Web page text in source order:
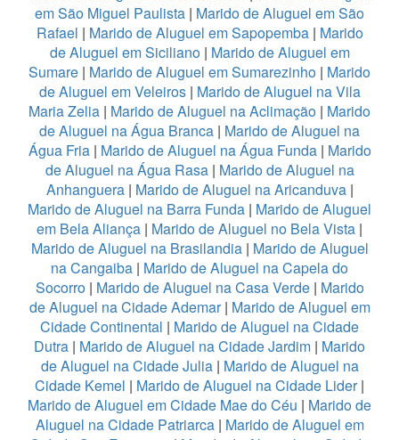
em São Miguel Paulista | Marido de Aluguel em São
Rafael | Marido de Aluguel em Sapopemba | Marido
de Aluguel em Siciliano| Marido de Aluguel em
Sumare | Marido de Aluguel em Sumarezinho | Marido
de Aluguel em Veleiros| Marido de Aluguel na Vila
Maria Zelia | Marido de Aluguel na Aclimação | Marido
de Aluguel na Água Branca | Marido de Aluguel na
Água Fria| Marido de Aluguel na Água Funda| Marido
de Aluguel na Água Rasa | Marido de Aluguel na
Anhanguera| Marido de Aluguel na Aricanduva|
Marido de Aluguel na Barra Funda | Marido de Aluguel
em Bela Aliança | Marido de Aluguel no Bela Vista |
Marido de Aluguel na Brasilandia| Marido de Aluguel
na Cangaiba | Marido de Aluguel na Capela do
Socorro | Marido de Aluguel na Casa Verde| Marido
de Aluguel na Cidade Ademar| Marido de Aluguel em
Cidade Continental | Marido de Aluguel na Cidade
Dutra | Marido de Aluguel na Cidade Jardim | Marido
de Aluguel na Cidade Julia | Marido de Aluguel na
Cidade Kemel | Marido de Aluguel na Cidade Lider|
Marido de Aluguel em Cidade Mae do Céu | Marido de
Aluguel na Cidade Patriarca| Marido de Aluguel em